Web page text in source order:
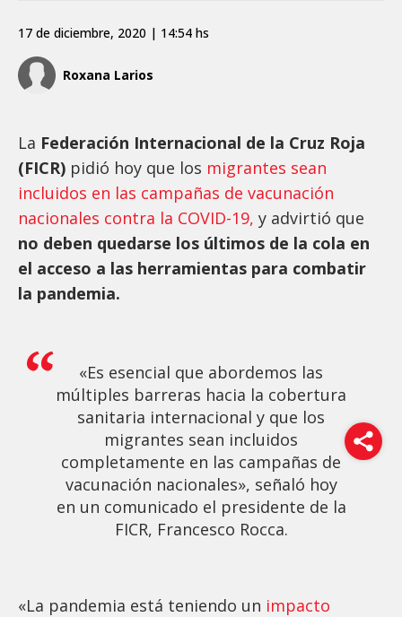
Roxana Larios
17 de diciembre, 2020 | 14:54 hs
La Federación Internacional de la Cruz Roja
(FICR) pidió hoy que los migrantes sean
incluidos en las campañas de vacunación
nacionales contra la COVID-19, y advirtió que
no deben quedarse los últimos de la cola en
el acceso a las herramientas para combatir
la pandemia.
«Es esencial que abordemos las
múltiples barreras hacia la cobertura
sanitaria internacional y que los
migrantes sean incluidos
completamente en las campañas de
vacunación nacionales», señaló hoy
en un comunicado el presidente de la
FICR, Francesco Rocca.
«La pandemia está teniendo un impacto